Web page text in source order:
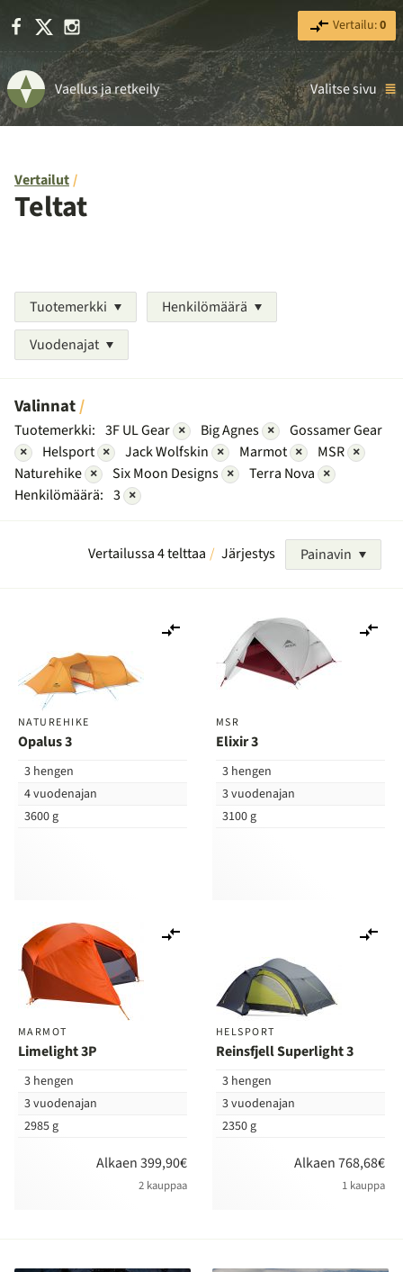
Facebook Instagram Vertailu:0
Vaellus ja retkeily Valitse sivu
Vertailut
Teltat
Tuotemerkki
Henkilömäärä
Vuodenajat
Valinnat
Tuotemerkki: 3F UL Gear × Big Agnes ×
Gossamer Gear
×
Helsport × Jack Wolfskin × Marmot × MSR ×
Naturehike × Six Moon Designs × Terra Nova ×
Henkilömäärä: 3 ×
Vertailussa 4 telttaa Järjestys Painavin
NATUREHIKE
Opalus 3
3 hengen
4 vuodenajan
3600 g
vertailuun
MSR
Elixir 3
3 hengen
3 vuodenajan
3100 g
MARMOT
Limelight 3P
3 hengen
3 vuodenajan
2985 g
Alkaen 399,90€
2 kauppaa
HELSPORT
Reinsfjell Superlight 3
3 hengen
3 vuodenajan
2350 g
Alkaen 768,68€
1 kauppa